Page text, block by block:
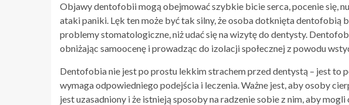
Objawy dentofobii mogą obejmować szybkie bicie serca, pocenie się,
ataki paniki. Lęk ten może być tak silny, że osoba dotknięta dentofobią
problemy stomatologiczne, niż udać się na wizytę do dentysty.
obniżając samoocenę i prowadząc do izolacji społecznej z powodu
Dentofobia nie jest po prostu lekkim strachem przed dentystą – jest to
wymaga odpowiedniego podejścia i leczenia. Ważne jest, aby osoby
jest uzasadniony i że istnieją sposoby na radzenie sobie z nim, aby